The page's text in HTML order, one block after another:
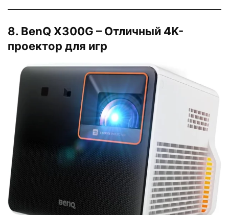
8. BenQ X300G – Отличный 4K-
проектор для игр